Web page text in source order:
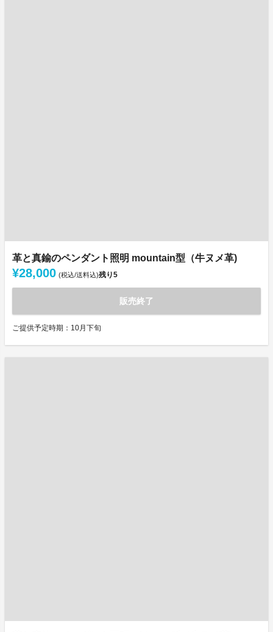
革と真鍮のペンダント照明 mountain型（牛ヌメ革)
¥28,000 (税込/送料込)残り5
販売終了
ご提供予定時期：10月下旬